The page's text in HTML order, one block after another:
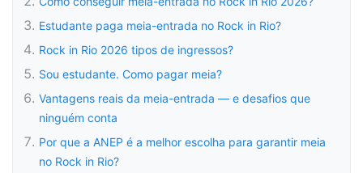
Estudante paga meia-entrada no Rock in Rio?
Rock in Rio 2026 tipos de ingressos?
Sou estudante. Como pagar meia?
Vantagens reais da meia-entrada — e desafios que
ninguém conta
Por que a ANEP é a melhor escolha para garantir meia
no Rock in Rio?